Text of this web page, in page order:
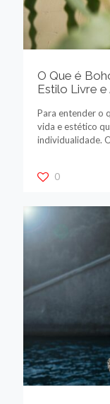
O Que é
Estilo Livre
Para entender o
vida e estético
individualidade.
0